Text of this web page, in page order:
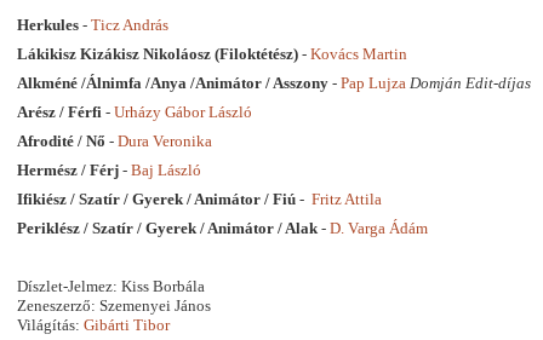
Herkules - Ticz András
Lákikisz Kizákisz Nikoláosz (Filoktétész) - Kovács Martin
Alkméné /Álnimfa /Anya /Animátor / Asszony - Pap Lujza Domján Edit-díjas
Arész / Férfi - Urházy Gábor László
Afrodité / Nő - Dura Veronika
Hermész / Férj - Baj László
Ifikiész / Szatír / Gyerek / Animátor / Fiú - Fritz Attila
Periklész / Szatír / Gyerek / Animátor / Alak - D. Varga Ádám
Díszlet-Jelmez: Kiss Borbála
Zeneszerző: Szemenyei János
Világítás: Gibárti Tibor